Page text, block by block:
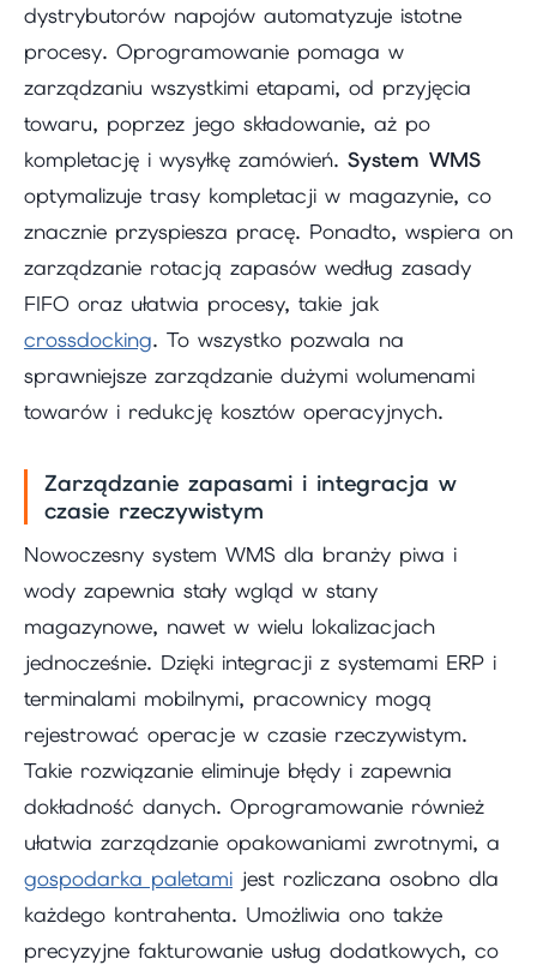
dystrybutorów napojów automatyzuje istotne
procesy. Oprogramowanie pomaga w
zarządzaniu wszystkimi etapami, od przyjęcia
towaru, poprzez jego składowanie, aż po
kompletację i wysyłkę zamówień. System WMS
optymalizuje trasy kompletacji w magazynie, co
znacznie przyspiesza pracę. Ponadto, wspiera on
zarządzanie rotacją zapasów według zasady
FIFO oraz ułatwia procesy, takie jak
crossdocking. To wszystko pozwala na
sprawniejsze zarządzanie dużymi wolumenami
towarów i redukcję kosztów operacyjnych.
Zarządzanie zapasami i integracja w
czasie rzeczywistym
Nowoczesny system WMS dla branży piwa i
wody zapewnia stały wgląd w stany
magazynowe, nawet w wielu lokalizacjach
jednocześnie. Dzięki integracji z systemami ERP i
terminalami mobilnymi, pracownicy mogą
rejestrować operacje w czasie rzeczywistym.
Takie rozwiązanie eliminuje błędy i zapewnia
dokładność danych. Oprogramowanie również
ułatwia zarządzanie opakowaniami zwrotnymi, a
gospodarka paletami jest rozliczana osobno dla
każdego kontrahenta. Umożliwia ono także
precyzyjne fakturowanie usług dodatkowych, co